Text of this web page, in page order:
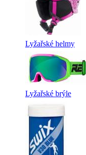
Lyžařské helmy
Lyžařské brýle